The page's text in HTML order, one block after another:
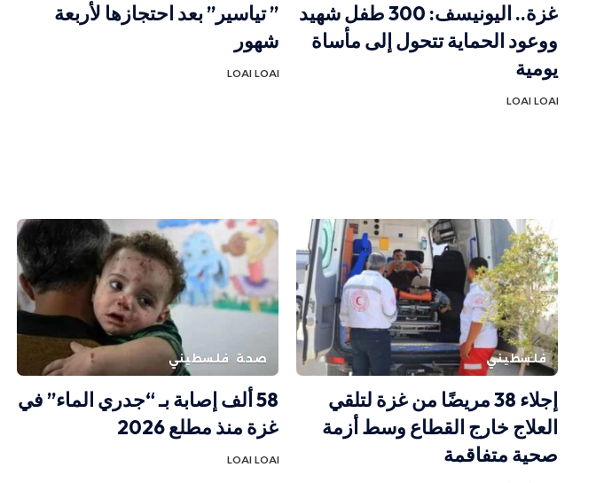
غزة.. اليونيسف: 300 طفل شهيد
ووعود الحماية تتحول إلى مأساة
يومية
LOAI LOAI
” تياسير” بعد احتجازها لأربعة
شهور
LOAI LOAI
فلسطيني
إجلاء 38 مريضًا من غزة لتلقي
العلاج خارج القطاع وسط أزمة
صحية متفاقمة
صحة فلسطيني
58 ألف إصابة بـ “جدري الماء” في
غزة منذ مطلع 2026
LOAI LOAI